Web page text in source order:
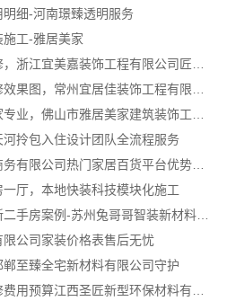
细-河南璟臻透明服务
工-雅居美家
拎包入住设计团队全流程服务
湖北省惠物电子商务有限公司热门家居百货平台优势分析
厅，本地快装科技模块化施工
性价比高旧房翻新二手房案例-苏州兔哥哥智装新材料有限公司真实完工展示
公司家装价格表售后无忧
至臻全宅新材料有限公司守护